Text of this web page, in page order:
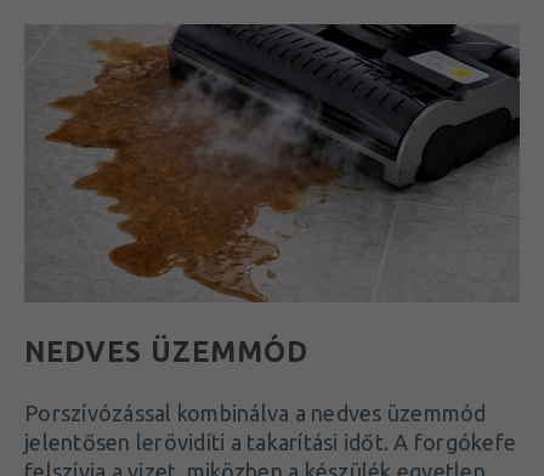
NEDVES ÜZEMMÓD
Porszívózással kombinálva a nedves üzemmód
jelentősen lerövidíti a takarítási időt. A forgókefe